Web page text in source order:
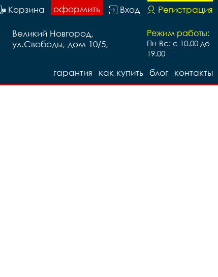
Регистрация
Вход
оформить
Корзина
Режим работы:
Пн-Вс: с 10.00 до
19.00
Великий Новгород,
ул.Свободы, дом 10/5,
контакты
блог
как купить
гарантия